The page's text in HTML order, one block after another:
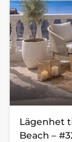
Lägenhet
Beach –